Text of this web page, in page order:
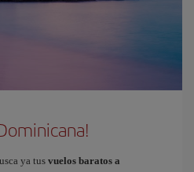
ya tus vuelos baratos a